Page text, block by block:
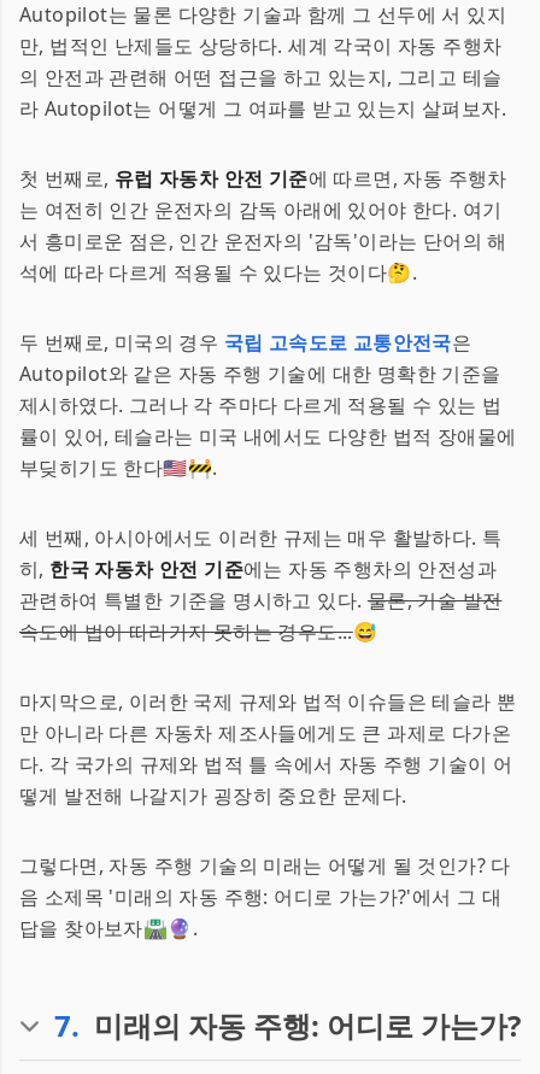
Autopilot는 물론 다양한 기술과 함께 그 선두에 서 있지
만, 법적인 난제들도 상당하다. 세계 각국이 자동 주행차
의 안전과 관련해 어떤 접근을 하고 있는지, 그리고 테슬
라 Autopilot는 어떻게 그 여파를 받고 있는지 살펴보자.
첫 번째로, 유럽 자동차 안전 기준에 따르면, 자동 주행차
는 여전히 인간 운전자의 감독 아래에 있어야 한다. 여기
서 흥미로운 점은, 인간 운전자의 '감독'이라는 단어의 해
석에 따라 다르게 적용될 수 있다는 것이다🤔.
두 번째로, 미국의 경우 국립 고속도로 교통안전국은
Autopilot와 같은 자동 주행 기술에 대한 명확한 기준을
제시하였다. 그러나 각 주마다 다르게 적용될 수 있는 법
률이 있어, 테슬라는 미국 내에서도 다양한 법적 장애물에
부딪히기도 한다🇺🇸🚧.
세 번째, 아시아에서도 이러한 규제는 매우 활발하다. 특
히, 한국 자동차 안전 기준에는 자동 주행차의 안전성과
관련하여 특별한 기준을 명시하고 있다.물론, 기술 발전
속도에 법이 따라가지 못하는 경우도...😅
마지막으로, 이러한 국제 규제와 법적 이슈들은 테슬라 뿐
만 아니라 다른 자동차 제조사들에게도 큰 과제로 다가온
다. 각 국가의 규제와 법적 틀 속에서 자동 주행 기술이 어
떻게 발전해 나갈지가 굉장히 중요한 문제다.
그렇다면, 자동 주행 기술의 미래는 어떻게 될 것인가? 다
음 소제목 '미래의 자동 주행: 어디로 가는가?'에서 그 대
답을 찾아보자🛣️🔮.
7. 미래의 자동 주행: 어디로 가는가?